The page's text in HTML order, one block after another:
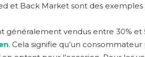
et Back Market sont des
généralement vendus entre 30% et
. Cela signifie qu’un